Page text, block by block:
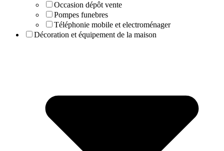
Occasion dépôt vente
Pompes funebres
Téléphonie mobile et electroménager
Décoration et équipement de la maison